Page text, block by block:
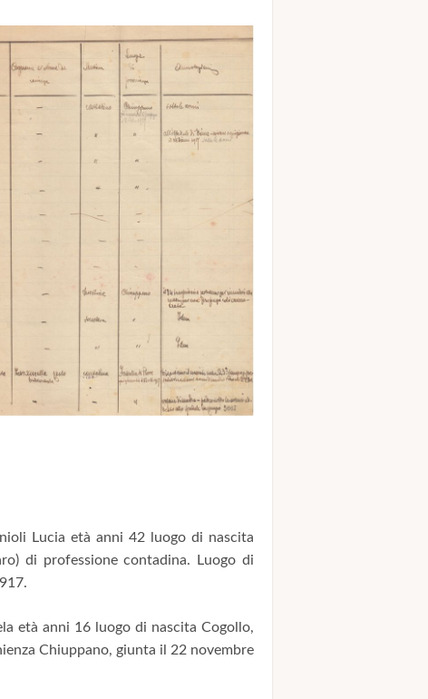
Lucia età anni 42 luogo di nascita
di professione contadina. Luogo di
età anni 16 luogo di nascita Cogollo,
Chiuppano, giunta il 22 novembre